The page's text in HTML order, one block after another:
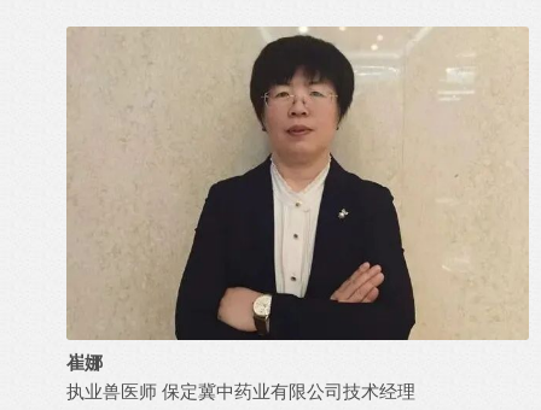
崔娜
执业兽医师 保定冀中药业有限公司技术经理